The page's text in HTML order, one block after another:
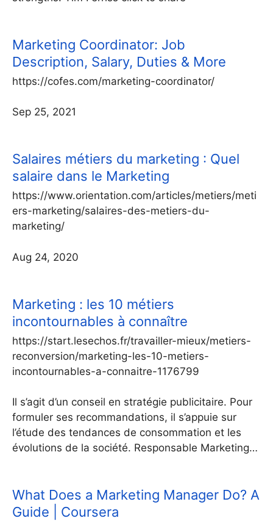
Marketing Coordinator: Job
Description, Salary, Duties & More
https://cofes.com/marketing-coordinator/
Sep 25, 2021
Salaires métiers du marketing : Quel
salaire dans le Marketing
https://www.orientation.com/articles/metiers/meti
ers-marketing/salaires-des-metiers-du-
marketing/
Aug 24, 2020
Marketing : les 10 métiers
incontournables à connaître
https://start.lesechos.fr/travailler-mieux/metiers-
reconversion/marketing-les-10-metiers-
incontournables-a-connaitre-1176799
Il s’agit d’un conseil en stratégie publicitaire. Pour
formuler ses recommandations, il s’appuie sur
l’étude des tendances de consommation et les
évolutions de la société. Responsable Marketing…
What Does a Marketing Manager Do? A
Guide | Coursera